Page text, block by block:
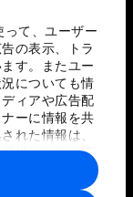
って、ユーザー
の表示、トラ
す。またユー
についても情
ィアや広告配
ーに情報を共
れた情報は、
供した他の情
を使用した際
され、各パー